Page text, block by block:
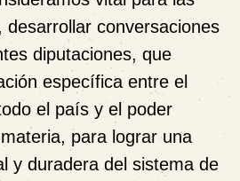
desarrollar conversaciones
diputaciones, que
específica entre el
el país y el poder
para lograr una
y duradera del sistema de